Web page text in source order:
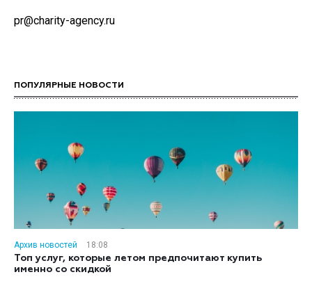
pr@charity-agency.ru
ПОПУЛЯРНЫЕ НОВОСТИ
Архив новостей
18:08
Топ услуг, которые летом предпочитают купить
именно со скидкой